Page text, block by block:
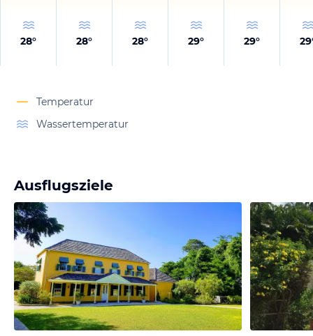
28° 28° 28° 29° 29° 29
Temperatur
Wassertemperatur
Ausflugsziele